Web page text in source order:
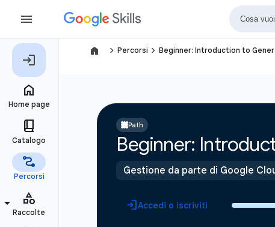
navigate_next Percorsi navigate_next Beginner: Introduction to
Path
Beginner:
Gestione da parte di Google
Accedi o iscriviti